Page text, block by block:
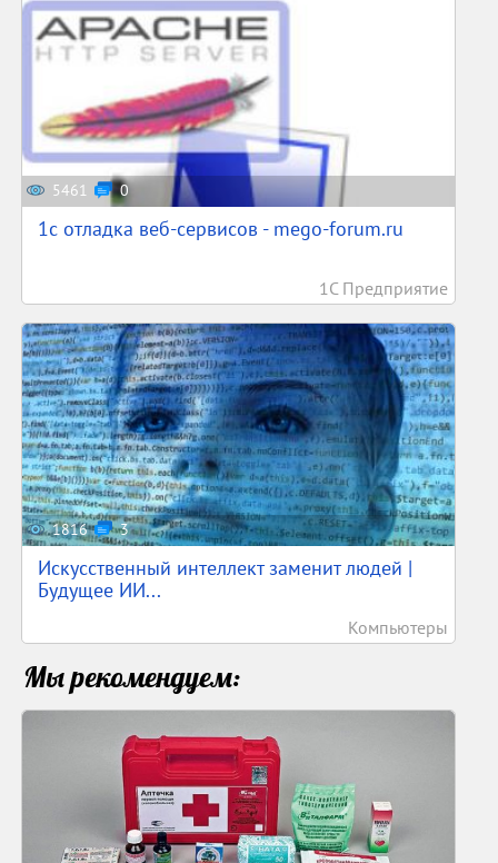
5461 0
1c отладка веб-сервисов - mego-forum.ru
1С Предприятие
1816 3
Искусственный интеллект заменит людей |
Будущее ИИ...
Компьютеры
Мы рекомендуем: